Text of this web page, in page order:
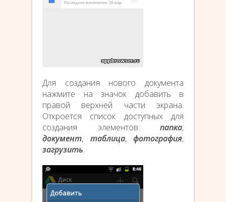
Для создания нового документа
нажмите на значок добавить в
правой верхней части экрана.
Откроется список доступных для
создания элементов: папка,
документ, таблица, фотография,
загрузить.